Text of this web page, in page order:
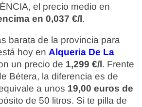
el precio medio en
en 0,037 €/l.
barata de la provincia para
hoy en Alqueria De La
un precio de 1,299 €/l. Frente
Bétera, la diferencia es de
a unos 19,00 euros de
de 50 litros. Si te pilla de